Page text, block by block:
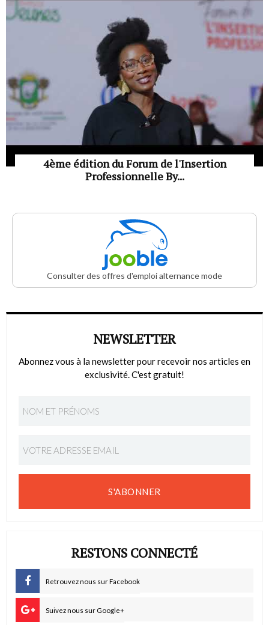
4ème édition du Forum de l'Insertion
Professionnelle By...
Consulter des offres d'emploi alternance mode
NEWSLETTER
Abonnez vous à la newsletter pour recevoir nos articles en
exclusivité. C'est gratuit!
S'ABONNER
RESTONS CONNECTÉ
Retrouvez nous sur Facebook
Suivez nous sur Google+